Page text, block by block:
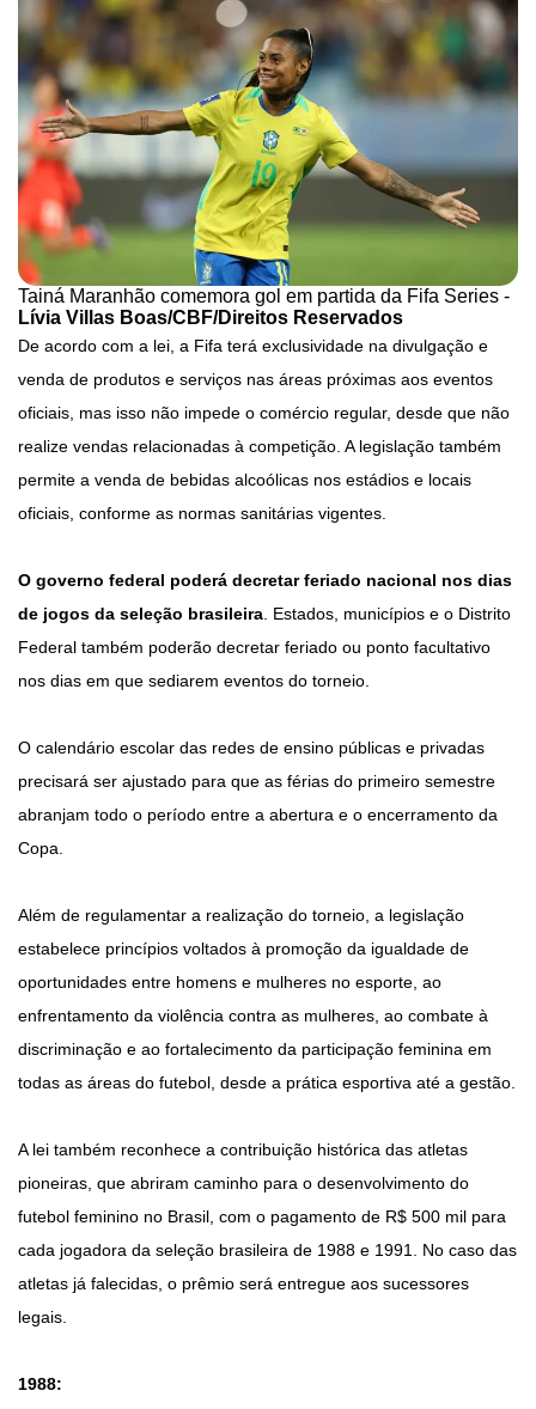
Tainá Maranhão comemora gol em partida da Fifa Series -
Lívia Villas Boas/CBF/Direitos Reservados
De acordo com a lei, a Fifa terá exclusividade na divulgação e
venda de produtos e serviços nas áreas próximas aos eventos
oficiais, mas isso não impede o comércio regular, desde que não
realize vendas relacionadas à competição. A legislação também
permite a venda de bebidas alcoólicas nos estádios e locais
oficiais, conforme as normas sanitárias vigentes.
O governo federal poderá decretar feriado nacional nos dias
de jogos da seleção brasileira. Estados, municípios e o Distrito
Federal também poderão decretar feriado ou ponto facultativo
nos dias em que sediarem eventos do torneio.
O calendário escolar das redes de ensino públicas e privadas
precisará ser ajustado para que as férias do primeiro semestre
abranjam todo o período entre a abertura e o encerramento da
Copa.
Além de regulamentar a realização do torneio, a legislação
estabelece princípios voltados à promoção da igualdade de
oportunidades entre homens e mulheres no esporte, ao
enfrentamento da violência contra as mulheres, ao combate à
discriminação e ao fortalecimento da participação feminina em
todas as áreas do futebol, desde a prática esportiva até a gestão.
A lei também reconhece a contribuição histórica das atletas
pioneiras, que abriram caminho para o desenvolvimento do
futebol feminino no Brasil, com o pagamento de R$ 500 mil para
cada jogadora da seleção brasileira de 1988 e 1991. No caso das
atletas já falecidas, o prêmio será entregue aos sucessores
legais.
1988: